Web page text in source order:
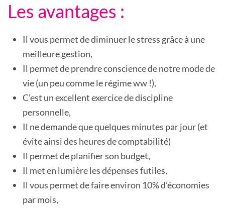
Les avantages :
Il vous permet de diminuer le stress grâce à une
meilleure gestion,
Il permet de prendre conscience de notre mode de
vie (un peu comme le régime ww !),
C’est un excellent exercice de discipline
personnelle,
Il ne demande que quelques minutes par jour (et
évite ainsi des heures de comptabilité)
Il permet de planifier son budget,
Il met en lumière les dépenses futiles,
Il vous permet de faire environ 10% d’économies
par mois,